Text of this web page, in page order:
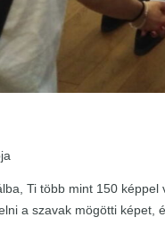
Ti több mint 150
a szavak mögötti képet,